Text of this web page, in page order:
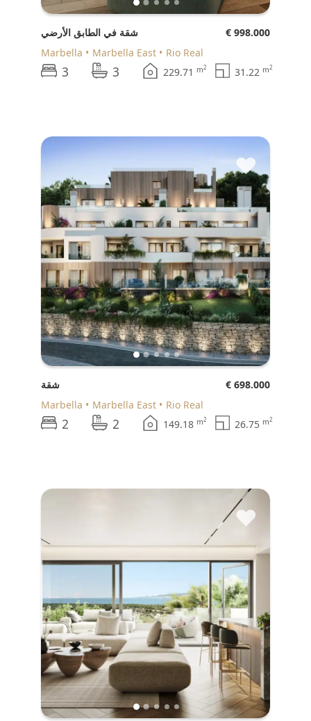
شقة في الطابق الأرضي
€ 998.000
Marbella
Marbella East Rio Real
3 3 229.71 m2 31.22 m2
♥
شقة
€ 698.000
Marbella
Marbella East Rio Real
2 2 149.18 m2 26.75 m2
♥